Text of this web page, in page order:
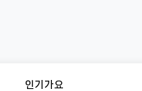
인기가요